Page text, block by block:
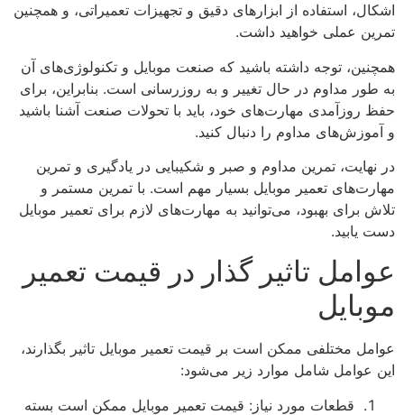
اشکال، استفاده از ابزارهای دقیق و تجهیزات تعمیراتی، و همچنین
تمرین عملی خواهید داشت.
همچنین، توجه داشته باشید که صنعت موبایل و تکنولوژی‌های آن
به طور مداوم در حال تغییر و به روزرسانی است. بنابراین، برای
حفظ روزآمدی مهارت‌های خود، باید با تحولات صنعت آشنا باشید
و آموزش‌های مداوم را دنبال کنید.
در نهایت، تمرین مداوم و صبر و شکیبایی در یادگیری و تمرین
مهارت‌های تعمیر موبایل بسیار مهم است. با تمرین مستمر و
تلاش برای بهبود، می‌توانید به مهارت‌های لازم برای تعمیر موبایل
دست یابید.
عوامل تاثیر گذار در قیمت تعمیر
موبایل
عوامل مختلفی ممکن است بر قیمت تعمیر موبایل تاثیر بگذارند،
این عوامل شامل موارد زیر می‌شود:
قطعات مورد نیاز: قیمت تعمیر موبایل ممکن است بسته